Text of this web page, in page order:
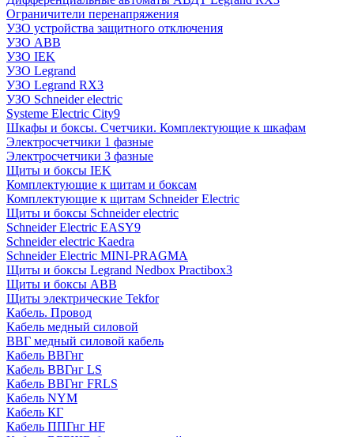
Ограничители перенапряжения
УЗО устройства защитного отключения
УЗО ABB
УЗО IEK
УЗО Legrand
УЗО Legrand RX3
УЗО Schneider electric
Systeme Electric City9
Шкафы и боксы. Счетчики. Комплектующие к шкафам
Электросчетчики 1 фазные
Электросчетчики 3 фазные
Щиты и боксы IEK
Комплектующие к щитам и боксам
Комплектующие к щитам Schneider Electric
Щиты и боксы Schneider electric
Schneider Electric EASY9
Schneider electric Kaedra
Schneider Electric MINI-PRAGMA
Щиты и боксы Legrand Nedbox Practibox3
Щиты и боксы ABB
Щиты электрические Tekfor
Кабель. Провод
Кабель медный силовой
ВВГ медный силовой кабель
Кабель ВВГнг
Кабель ВВГнг LS
Кабель ВВГнг FRLS
Кабель NYM
Кабель КГ
Кабель ППГнг HF